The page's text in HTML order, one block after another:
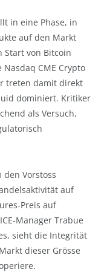
in eine Phase, in
auf den Markt
Start von Bitcoin
CME Crypto
treten damit direkt
dominiert. Kritiker
als Versuch,
den Vorstoss
auf
Preis auf
Manager Trabue
sieht die Integrität
dieser Grösse